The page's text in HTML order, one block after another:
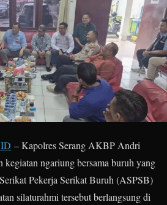
– Kapolres Serang AKBP Andri
ngariung bersama buruh yang
Pekerja Serikat Buruh (ASPSB)
silaturahmi tersebut berlangsung di